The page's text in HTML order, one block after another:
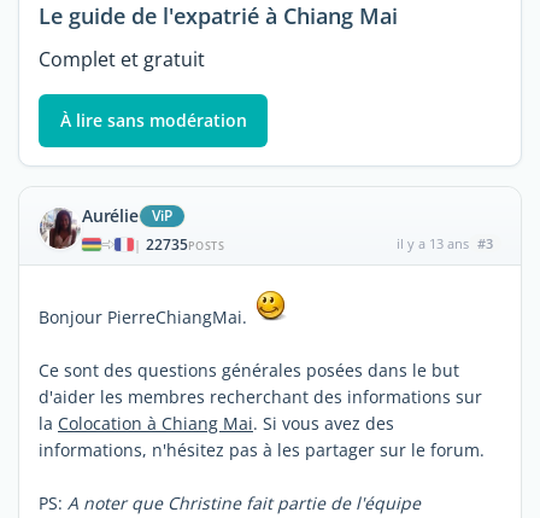
Le guide de l'expatrié à Chiang Mai
Complet et gratuit
À lire sans modération
Aurélie ViP
| 22735POSTS il y a 13 ans #3
Bonjour PierreChiangMai.
Ce sont des questions générales posées dans le but
d'aider les membres recherchant des informations sur
la Colocation à Chiang Mai. Si vous avez des
informations, n'hésitez pas à les partager sur le forum.
PS: A noter que Christine fait partie de l'équipe